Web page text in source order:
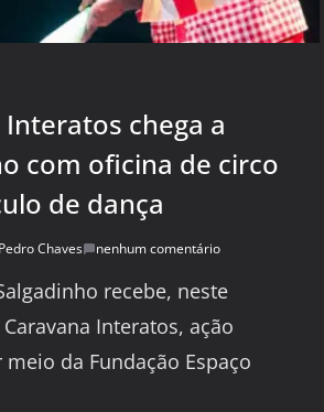
Interatos chega a
com oficina de circo
de dança
Pedro Chaves nenhum comentário
recebe, neste
Interatos, ação
da Fundação Espaço